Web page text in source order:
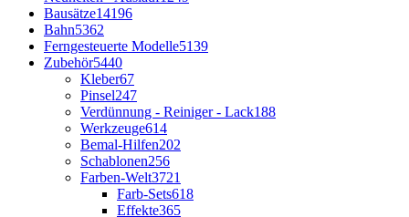
Bausätze14196
Bahn5362
Ferngesteuerte Modelle5139
Zubehör5440
Kleber67
Pinsel247
Verdünnung - Reiniger - Lack188
Werkzeuge614
Bemal-Hilfen202
Schablonen256
Farben-Welt3721
Farb-Sets618
Effekte365